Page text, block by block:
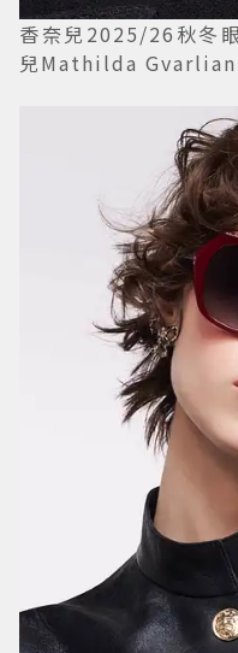
香奈兒2025/26秋冬
兒Mathilda